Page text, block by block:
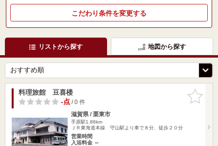
こだわり条件を変更する
リストから探す 地図から探す
お気に入
りに追加
料理旅館 豆喜楼
-点/ 0 件
滋賀県 / 栗東市
手原駅1.86km
ＪＲ東海道本線 守山駅より車で８分、徒歩２０分
営業時間
入浴料金 ～